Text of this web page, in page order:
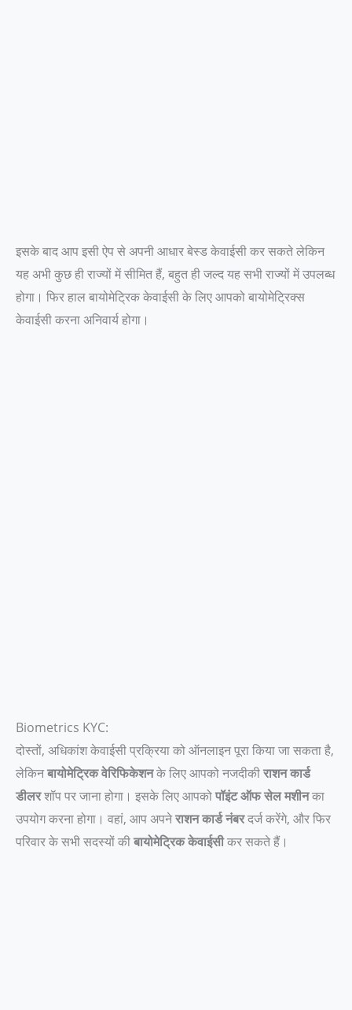
इसके बाद आप इसी ऐप से अपनी आधार बेस्ड केवाईसी कर सकते लेकिन
यह अभी कुछ ही राज्यों में सीमित हैं, बहुत ही जल्द यह सभी राज्यों में उपलब्ध
होगा। फिर हाल बायोमेट्रिक केवाईसी के लिए आपको बायोमेट्रिक्स
केवाईसी करना अनिवार्य होगा।
Biometrics KYC:
दोस्तों, अधिकांश केवाईसी प्रक्रिया को ऑनलाइन पूरा किया जा सकता है,
लेकिनबायोमेट्रिक वेरिफिकेशनके लिए आपको नजदीकीराशन कार्ड
डीलरशॉप पर जाना होगा। इसके लिए आपकोपॉइंट ऑफ सेल मशीनका
उपयोग करना होगा। वहां, आप अपनेराशन कार्ड नंबरदर्ज करेंगे, और फिर
परिवार के सभी सदस्यों कीबायोमेट्रिक केवाईसीकर सकते हैं।